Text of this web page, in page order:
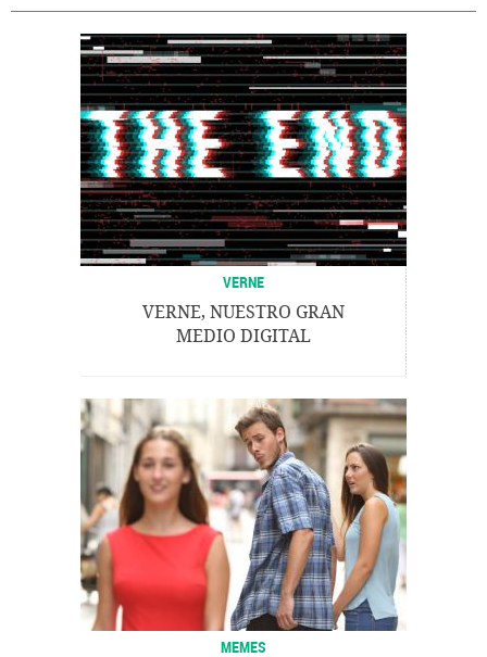
VERNE
VERNE, NUESTRO GRAN
MEDIO DIGITAL
MEMES